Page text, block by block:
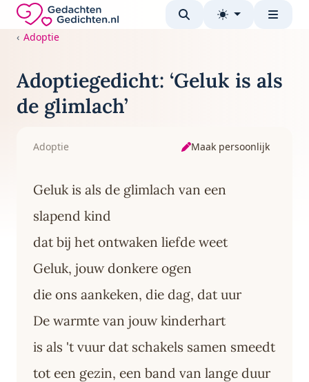
Direct naar de inhoud
Gedachten-Gedichten.nl — naar de homepage
Adoptie
Adoptiegedicht: ‘Geluk is als
de glimlach’
Adoptie Maak persoonlijk
Geluk is als de glimlach van een
slapend kind
dat bij het ontwaken liefde weet
Geluk, jouw donkere ogen
die ons aankeken, die dag, dat uur
De warmte van jouw kinderhart
is als 't vuur dat schakels samen smeedt
tot een gezin, een band van lange duur